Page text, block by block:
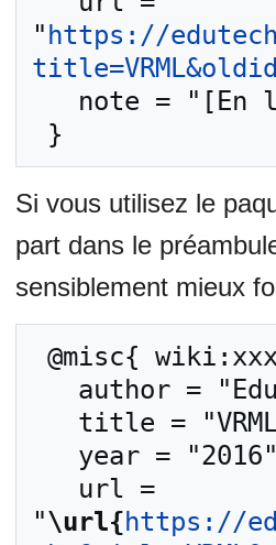
" https://
Si vous utilisez le
part dans le
sensiblement mieux
"\url{https://